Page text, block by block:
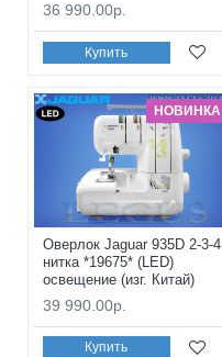
36 990.00р.
Купить
НОВИНКА
Оверлок Jaguar 935D 2-3-4
нитка *19675* (LED)
освещение (изг. Китай)
39 990.00р.
Купить